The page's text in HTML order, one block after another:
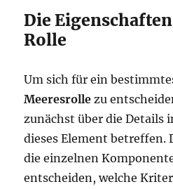
Die
Rolle
Um sich für ein
Meeresrolle zu
zunächst über die Details
dieses Element betreffen.
die einzelnen
entscheiden, welche